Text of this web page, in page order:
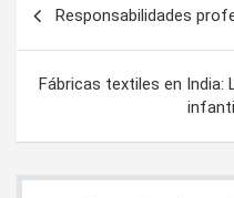
entradas
Responsabilidades
Fábricas textiles en India: